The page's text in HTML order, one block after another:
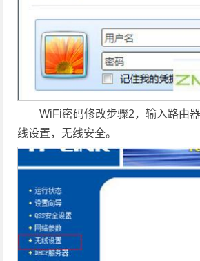
WiFi密码修改步骤2，输入路由
线设置，无线安全。